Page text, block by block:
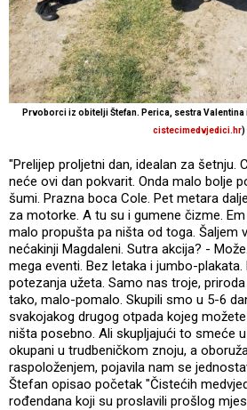
Prvoborci iz obitelji Štefan. Perica, sestra Valentina
cistecimedvjedici.hr)
"Prelijep proljetni dan, idealan za šetnju.
neće ovi dan pokvarit. Onda malo bolje
šumi. Prazna boca Cole. Pet metara
za motorke. A tu su i gumene čizme.
malo propušta pa ništa od toga. Šaljem
nećakinji Magdaleni. Sutra akcija? -
mega eventi. Bez letaka i jumbo-plakata.
potezanja užeta. Samo nas troje,
tako, malo-pomalo. Skupili smo u 5-6
svakojakog drugog otpada kojeg
ništa posebno. Ali skupljajući to smeće
okupani u trudbeničkom znoju, a
raspoloženjem, pojavila nam se
Štefan opisao početak "Čistećih
rođendana koji su proslavili prošlog